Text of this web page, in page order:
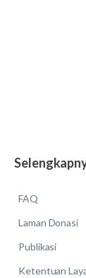
FAQ
Laman Donasi
Publikasi
Ketentuan